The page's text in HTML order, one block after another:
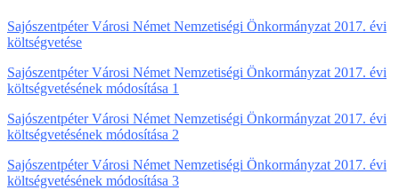
Sajószentpéter Városi Német Nemzetiségi Önkormányzat 2017. évi
költségvetése
Sajószentpéter Városi Német Nemzetiségi Önkormányzat 2017. évi
költségvetésének módosítása 1
Sajószentpéter Városi Német Nemzetiségi Önkormányzat 2017. évi
költségvetésének módosítása 2
Sajószentpéter Városi Német Nemzetiségi Önkormányzat 2017. évi
költségvetésének módosítása 3